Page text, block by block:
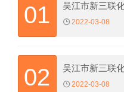
01 吴江市新三联
2022-03-08
02 吴江市新三联
2022-03-08